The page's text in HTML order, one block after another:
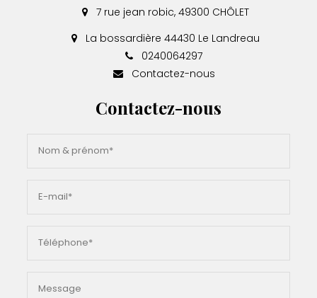
7 rue jean robic, 49300 CHÔLET
La bossardière 44430 Le Landreau
0240064297
Contactez-nous
Contactez-nous